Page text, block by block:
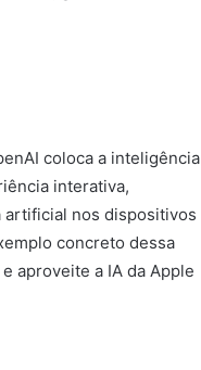
coloca a inteligência
interativa,
artificial nos dispositivos
concreto dessa
aproveite a IA da Apple